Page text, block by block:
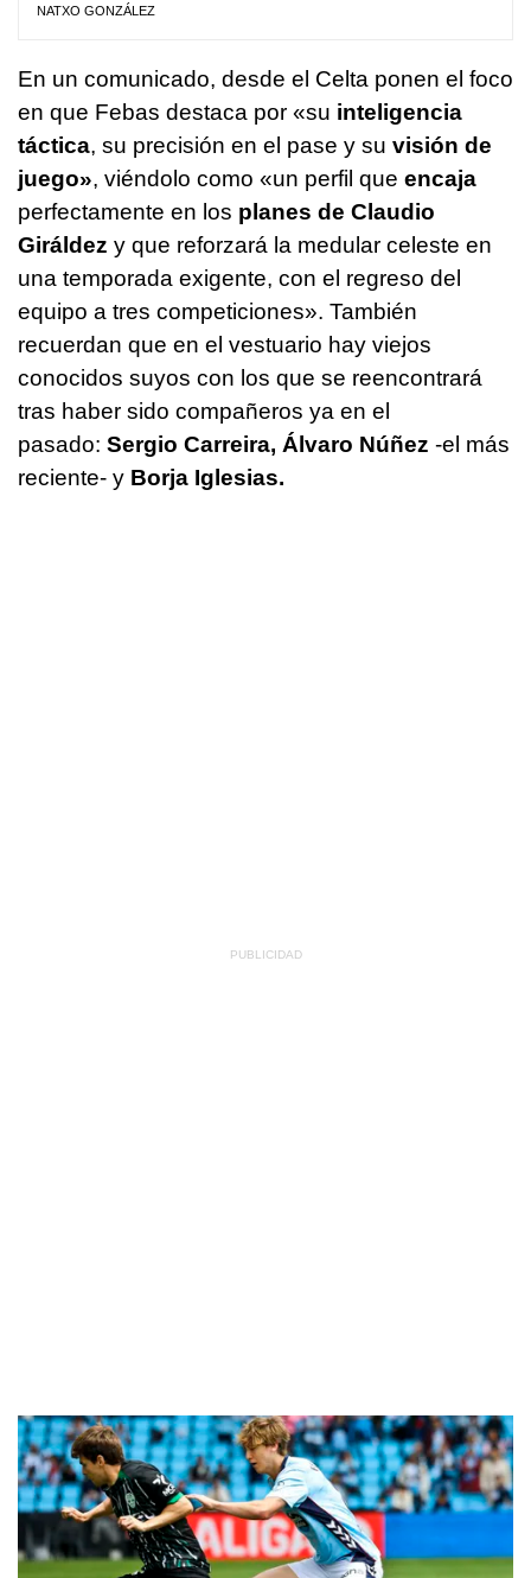
NATXO GONZÁLEZ
En un comunicado, desde el Celta ponen el foco
en que Febas destaca por «su inteligencia
táctica, su precisión en el pase y su visión de
juego», viéndolo como «un perfil que encaja
perfectamente en los planes de Claudio
Giráldez y que reforzará la medular celeste en
una temporada exigente, con el regreso del
equipo a tres competiciones». También
recuerdan que en el vestuario hay viejos
conocidos suyos con los que se reencontrará
tras haber sido compañeros ya en el
pasado: Sergio Carreira, Álvaro Núñez -el más
reciente- y Borja Iglesias.